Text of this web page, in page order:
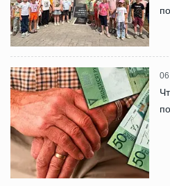
06